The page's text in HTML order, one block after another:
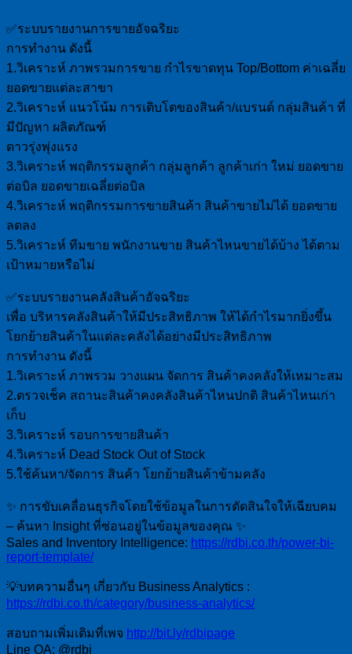
✅ระบบรายงานการขายอัจฉริยะ
การทำงาน ดังนี้
1.วิเคราะห์ ภาพรวมการขาย กำไรขาดทุน Top/Bottom ค่าเฉลี่ย
ยอดขายแต่ละสาขา
2.วิเคราะห์ แนวโน้ม การเติบโตของสินค้า/แบรนด์ กลุ่มสินค้า ที่
มีปัญหา ผลิตภัณฑ์
ดาวรุ่งพุ่งแรง
3.วิเคราะห์ พฤติกรรมลูกค้า กลุ่มลูกค้า ลูกค้าเก่า ใหม่ ยอดขาย
ต่อบิล ยอดขายเฉลี่ยต่อบิล
4.วิเคราะห์ พฤติกรรมการขายสินค้า สินค้าขายไม่ได้ ยอดขาย
ลดลง
5.วิเคราะห์ ทีมขาย พนักงานขาย สินค้าไหนขายได้บ้าง ได้ตาม
เป้าหมายหรือไม่
✅ระบบรายงานคลังสินค้าอัจฉริยะ
เพื่อ บริหารคลังสินค้าให้มีประสิทธิภาพ ให้ได้กำไรมากยิ่งขึ้น
โยกย้ายสินค้าในแต่ละคลังได้อย่างมีประสิทธิภาพ
การทำงาน ดังนี้
1.วิเคราะห์ ภาพรวม วางแผน จัดการ สินค้าคงคลังให้เหมาะสม
2.ตรวจเช็ค สถานะสินค้าคงคลังสินค้าไหนปกติ สินค้าไหนเก่า
เก็บ
3.วิเคราะห์ รอบการขายสินค้า
4.วิเคราะห์ Dead Stock Out of Stock
5.ใช้ค้นหา/จัดการ สินค้า โยกย้ายสินค้าข้ามคลัง
✨ การขับเคลื่อนธุรกิจโดยใช้ข้อมูลในการตัดสินใจให้เฉียบคม
– ค้นหา Insight ที่ซ่อนอยู่ในข้อมูลของคุณ ✨
Sales and Inventory Intelligence: https://rdbi.co.th/power-bi-
report-template/
💡บทความอื่นๆ เกี่ยวกับ Business Analytics :
https://rdbi.co.th/category/business-analytics/
สอบถามเพิ่มเติมที่เพจ http://bit.ly/rdbipage
Line OA: @rdbi